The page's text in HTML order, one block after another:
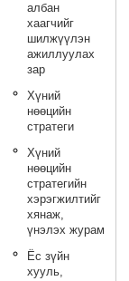
албан
хаагчийг
шилжүүлэн
ажиллуулах
зар
Хүний
нөөцийн
стратеги
Хүний
нөөцийн
стратегийн
хэрэгжилтийг
хянаж,
үнэлэх журам
Ёс зүйн
хууль,